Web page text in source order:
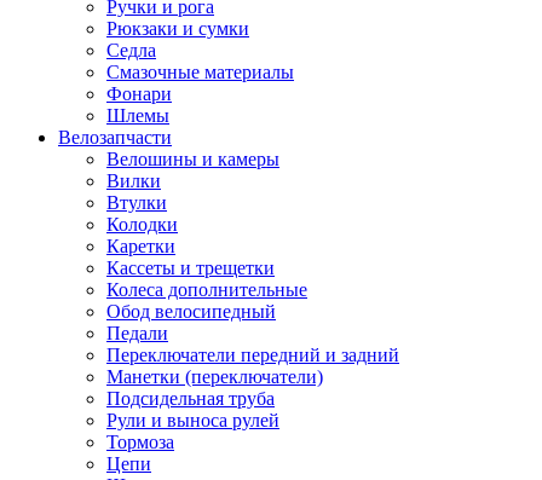
Ручки и рога
Рюкзаки и сумки
Седла
Смазочные материалы
Фонари
Шлемы
Велозапчасти
Велошины и камеры
Вилки
Втулки
Колодки
Каретки
Кассеты и трещетки
Колеса дополнительные
Обод велосипедный
Педали
Переключатели передний и задний
Манетки (переключатели)
Подсидельная труба
Рули и выноса рулей
Тормоза
Цепи